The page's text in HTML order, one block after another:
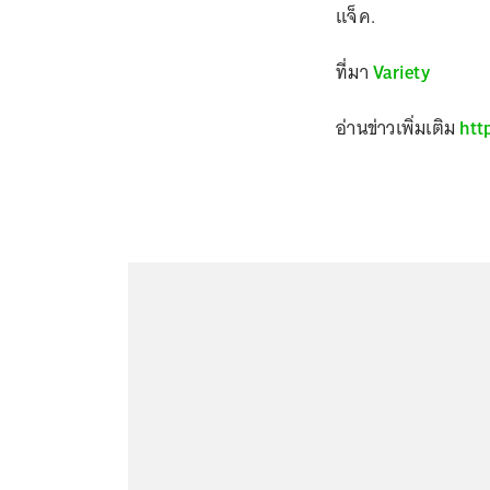
แจ็ค.
ที่มาVariety
อ่านข่าวเพิ่มเติม